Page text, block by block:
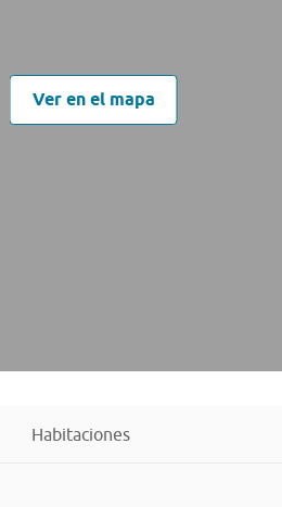
Ver en el mapa
Habitaciones